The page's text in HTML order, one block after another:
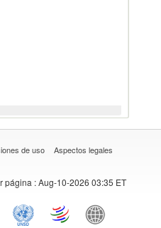
de uso Aspectos legales
página : Aug-10-2026 03:35 ET